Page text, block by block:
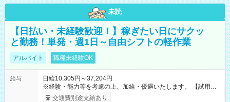
未読
【日払い・未経験歓迎！】稼ぎたい日にサクッ
と勤務！単発・週1日～自由シフトの軽作業
アルバイト 職種未経験OK
給与
日給10,305円～37,204円
※経験・能力等を考慮の上、加給・優遇いたします。 【試用期
間】試用期間なし
交通費別途支給あり